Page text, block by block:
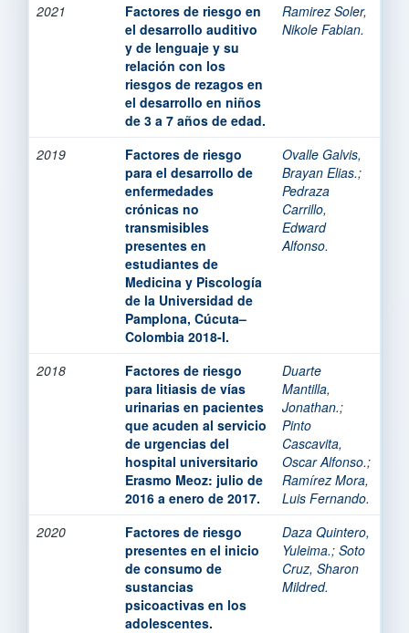
2021
Factores de riesgo en
el desarrollo auditivo
y de lenguaje y su
relación con los
riesgos de rezagos en
el desarrollo en niños
de 3 a 7 años de edad.
Ramirez Soler,
Nikole Fabian.
2019
Factores de riesgo
para el desarrollo de
enfermedades
crónicas no
transmisibles
presentes en
estudiantes de
Medicina y Piscología
de la Universidad de
Pamplona, Cúcuta–
Colombia 2018-I.
Ovalle Galvis,
Brayan Elias.;
Pedraza
Carrillo,
Edward
Alfonso.
2018
Factores de riesgo
para litiasis de vías
urinarias en pacientes
que acuden al servicio
de urgencias del
hospital universitario
Erasmo Meoz: julio de
2016 a enero de 2017.
Duarte
Mantilla,
Jonathan.;
Pinto
Cascavita,
Oscar Alfonso.;
Ramírez Mora,
Luis Fernando.
2020
Factores de riesgo
presentes en el inicio
de consumo de
sustancias
psicoactivas en los
adolescentes.
Daza Quintero,
Yuleima.; Soto
Cruz, Sharon
Mildred.